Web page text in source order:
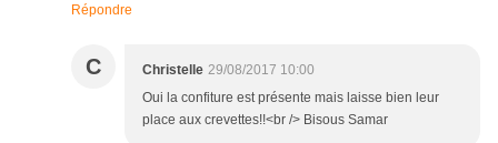
Répondre
C Christelle 29/08/2017 10:00
Oui la confiture est présente mais laisse bien leur
place aux crevettes!!<br /> Bisous Samar